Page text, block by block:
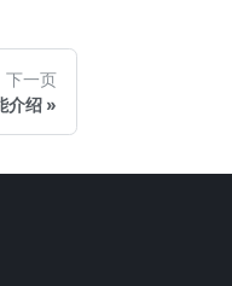
下一页
介绍